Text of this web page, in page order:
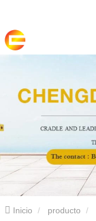
Inicio producto